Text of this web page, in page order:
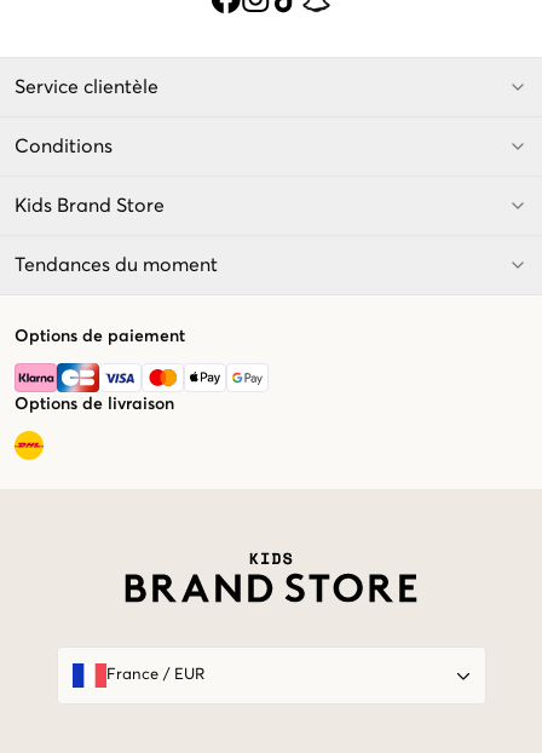
Service clientèle
Conditions
Kids Brand Store
Tendances du moment
Options de paiement
Options de livraison
France/ EUR